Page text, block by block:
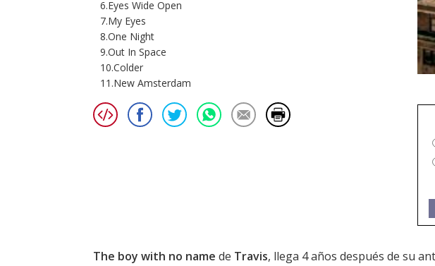
6.Eyes Wide Open
7.My Eyes
8.One Night
9.Out In Space
10.Colder
11.New Amsterdam
The boy with no name de Travis, llega 4 años después de su